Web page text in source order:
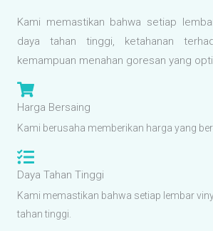
Kami memastikan bahwa setiap
daya tahan tinggi, ketahanan
kemampuan menahan goresan yang
Harga Bersaing
Kami berusaha memberikan harga yang
Daya Tahan Tinggi
Kami memastikan bahwa setiap lembar
tahan tinggi.